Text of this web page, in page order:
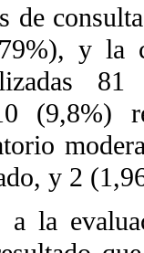
y la
(9,8%)
y 2